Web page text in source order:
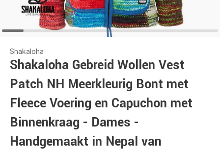
Shakaloha
Shakaloha Gebreid Wollen Vest
Patch NH Meerkleurig Bont met
Fleece Voering en Capuchon met
Binnenkraag - Dames -
Handgemaakt in Nepal van